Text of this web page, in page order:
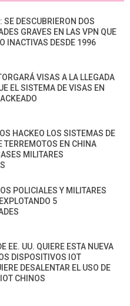
SE DESCUBRIERON DOS
GRAVES EN LAS VPN QUE
INACTIVAS DESDE 1996
VISAS A LA LLEGADA
EL SISTEMA DE VISAS EN
HACKEO LOS SISTEMAS DE
TERREMOTOS EN CHINA
MILITARES
POLICIALES Y MILITARES
5
EE. UU. QUIERE ESTA NUEVA
DISPOSITIVOS IOT
DESALENTAR EL USO DE
CHINOS